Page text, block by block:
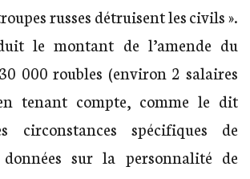
russes détruisent les civils ».
le montant de l’amende du
000 roubles (environ 2 salaires
tenant compte, comme le dit
circonstances spécifiques de
sur la personnalité de